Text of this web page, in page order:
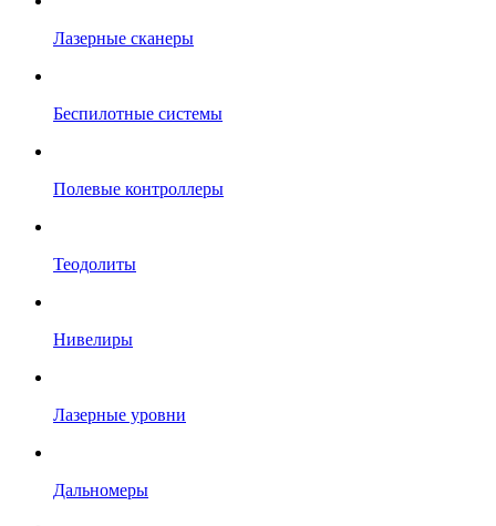
Лазерные сканеры
Беспилотные системы
Полевые контроллеры
Теодолиты
Нивелиры
Лазерные уровни
Дальномеры